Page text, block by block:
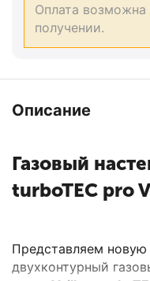
Оплата возможна
получении.
Описание
Газовый
turboTEC pro
Представляем
двухконтурный